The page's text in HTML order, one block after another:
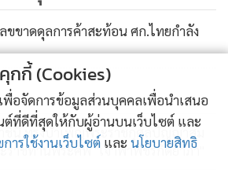
ขขาดดุลการค้าสะท้อน ศก.ไทยกำลัง
ชินี ทรงบำเพ็ญพระราชกุศลปัญญาสม
ราชทานพระศพ "เจ้าฟ้าพัชรกิติยาภา"
กกี้ (Cookies)
พื่อจัดการข้อมูลส่วนบุคคลเพื่อนำเสนอ
ที่ดีที่สุดให้กับผู้อ่านบนเว็บไซต์ และ
การใช้งานเว็บไซต์ และ นโยบายสิทธิ